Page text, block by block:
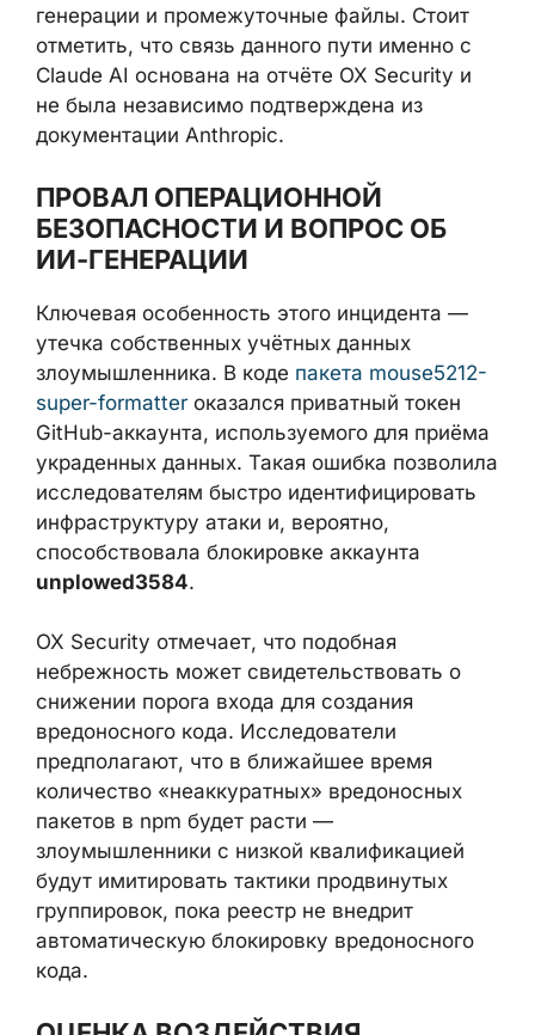
этим ИИ-инструментом — потенциально
включая загруженные документы,
результаты генерации и промежуточные
файлы. Стоит отметить, что связь данного
пути именно с Claude AI основана на
подтверждена из документации Anthropic.
ПРОВАЛ ОПЕРАЦИОННОЙ
ИИ-ГЕНЕРАЦИИ
Ключевая особенность этого инцидента —
утечка собственных учётных данных
злоумышленника. В кодепакета
mouse5212-super-formatter оказался
приватный токен GitHub-аккаунта,
используемого для приёма украденных
данных. Такая ошибка позволила
исследователям быстро идентифицировать
способствовала блокировке аккаунта
unplowed3584.
OX Security отмечает, что подобная
небрежность может свидетельствовать о
снижении порога входа для создания
вредоносного кода. Исследователи
предполагают, что в ближайшее время
количество «неаккуратных» вредоносных
пакетов в npm будет расти —
злоумышленники с низкой квалификацией
будут имитировать тактики продвинутых
автоматическую блокировку вредоносного